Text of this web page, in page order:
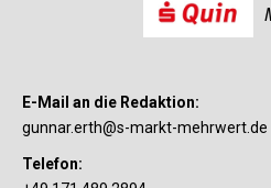
E-Mail an die Redaktion:
gunnar.erth@s-markt-mehrwert.de
Telefon: